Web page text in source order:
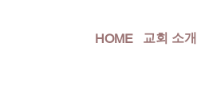
HOME 교회 소개